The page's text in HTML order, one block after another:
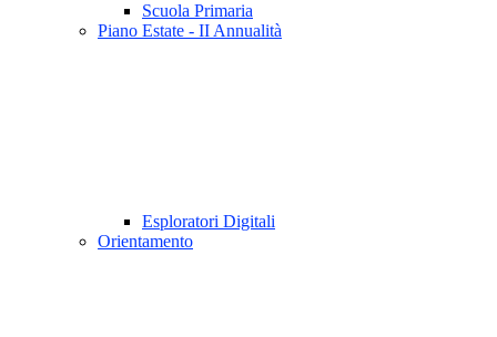
Scuola Primaria
Piano Estate - II Annualità
Esploratori Digitali
Orientamento